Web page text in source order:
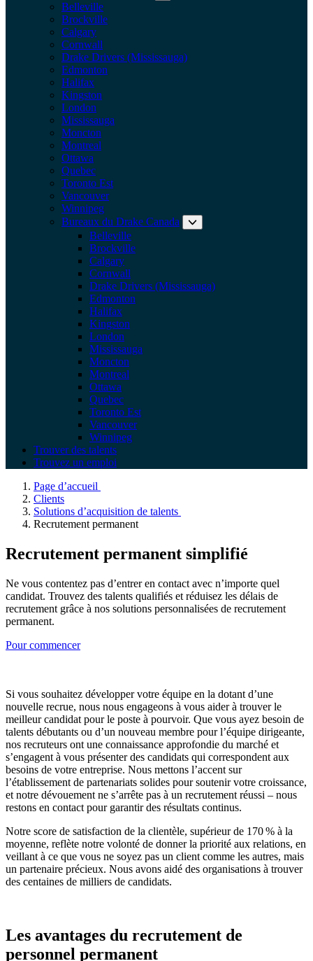
Belleville
Brockville
Calgary
Cornwall
Drake Drivers (Mississauga)
Edmonton
Halifax
Kingston
London
Mississauga
Moncton
Montreal
Ottawa
Quebec
Toronto Est
Vancouver
Winnipeg
Bureaux du Drake Canada
Belleville
Brockville
Calgary
Cornwall
Drake Drivers (Mississauga)
Edmonton
Halifax
Kingston
London
Mississauga
Moncton
Montreal
Ottawa
Quebec
Toronto Est
Vancouver
Winnipeg
Trouver des talents
Trouvez un emploi
Page d’accueil
Clients
Solutions d’acquisition de talents
Recrutement permanent
Recrutement permanent simplifié
Ne vous contentez pas d’entrer en contact avec n’importe quel
candidat. Trouvez des talents qualifiés et réduisez les délais de
recrutement grâce à nos solutions personnalisées de recrutement
permanent.
Pour commencer
Si vous souhaitez développer votre équipe en la dotant d’une
nouvelle recrue, nous nous engageons à vous aider à trouver le
meilleur candidat pour le poste à pourvoir. Que vous ayez besoin de
talents débutants ou d’un nouveau membre pour l’équipe dirigeante,
nos recruteurs ont une connaissance approfondie du marché et
s’engagent à vous présenter des candidats qui correspondent aux
besoins de votre entreprise. Nous mettons l’accent sur
l’établissement de partenariats solides pour soutenir votre croissance,
et notre dévouement ne s’arrête pas à un recrutement réussi – nous
restons en contact pour garantir des résultats continus.
Notre score de satisfaction de la clientèle, supérieur de 170 % à la
moyenne, reflète notre volonté de donner la priorité aux relations, en
veillant à ce que vous ne soyez pas un client comme les autres, mais
un partenaire précieux. Nous avons aidé des organisations à trouver
des centaines de milliers de candidats.
Les avantages du recrutement de
personnel permanent